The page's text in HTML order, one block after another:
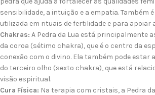
sensibilidade, a intuição e a empatia. Também
utilizada em rituais de fertilidade e para apoiar
Chakras: A Pedra da Lua está principalmente
da coroa (sétimo chakra), que é o centro da
conexão com o divino. Ela também pode estar
do terceiro olho (sexto chakra), que está
visão espiritual.
Cura Física: Na terapia com cristais, a Pedra